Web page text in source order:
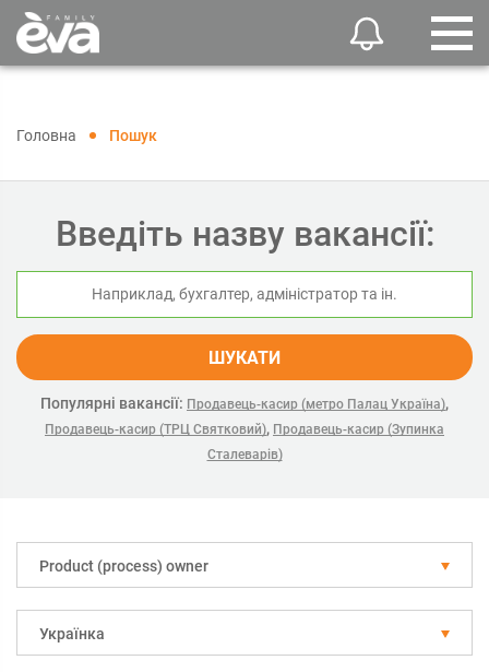
Головна Пошук
Введіть назву вакансії:
ШУКАТИ
Популярні вакансії: Продавець-касир (метро Палац Україна),
Продавець-касир (ТРЦ Святковий), Продавець-касир (Зупинка
Сталеварів)
Рroduct (process) owner
Українка